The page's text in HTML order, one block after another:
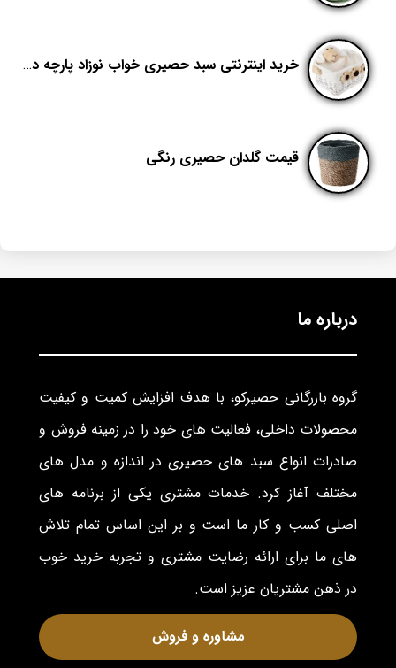
خرید اینترنتی سبد حصیری خواب نوزاد پارچه دوزی
قیمت گلدان حصیری رنگی
درباره ما
گروه بازرگانی حصیرکو، با هدف افزایش کمیت و کیفیت
محصولات داخلی، فعالیت های خود را در زمینه فروش و
صادرات انواع سبد های حصیری در اندازه و مدل های
مختلف آغاز کرد. خدمات مشتری یکی از برنامه های
اصلی کسب و کار ما است و بر این اساس تمام تلاش
های ما برای ارائه رضایت مشتری و تجربه خرید خوب
در ذهن مشتریان عزیز است.
مشاوره و فروش